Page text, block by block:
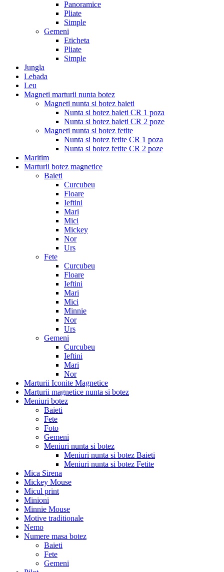
Panoramice
Pliate
Simple
Gemeni
Eticheta
Pliate
Simple
Jungla
Lebada
Leu
Magneti marturii nunta botez
Magneti nunta si botez baieti
Nunta si botez baieti CR 1 poza
Nunta si botez baieti CR 2 poze
Magneti nunta si botez fetite
Nunta si botez fetite CR 1 poza
Nunta si botez fetite CR 2 poze
Maritim
Marturii botez magnetice
Baieti
Curcubeu
Floare
Ieftini
Mari
Mici
Mickey
Nor
Urs
Fete
Curcubeu
Floare
Ieftini
Mari
Mici
Minnie
Nor
Urs
Gemeni
Curcubeu
Ieftini
Mari
Nor
Marturii Iconite Magnetice
Marturii magnetice nunta si botez
Meniuri botez
Baieti
Fete
Foto
Gemeni
Meniuri nunta si botez
Meniuri nunta si botez Baieti
Meniuri nunta si botez Fetite
Mica Sirena
Mickey Mouse
Micul print
Minioni
Minnie Mouse
Motive traditionale
Nemo
Numere masa botez
Baieti
Fete
Gemeni